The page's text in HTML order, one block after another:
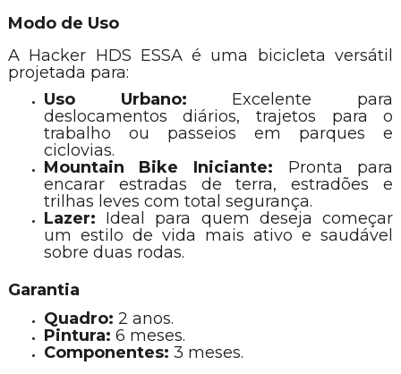
Modo de Uso
A Hacker HDS ESSA é uma bicicleta versátil
projetada para:
Uso Urbano: Excelente para
deslocamentos diários, trajetos para o
trabalho ou passeios em parques e
ciclovias.
Mountain Bike Iniciante: Pronta para
encarar estradas de terra, estradões e
trilhas leves com total segurança.
Lazer: Ideal para quem deseja começar
um estilo de vida mais ativo e saudável
sobre duas rodas.
Garantia
Quadro: 2 anos.
Pintura: 6 meses.
Componentes: 3 meses.